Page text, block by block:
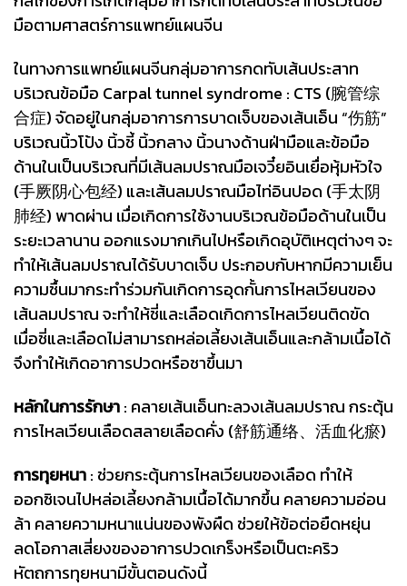
มือตามศาสตร์การแพทย์แผนจีน
ในทางการแพทย์แผนจีนกลุ่มอาการกดทับเส้นประสาท
บริเวณข้อมือ Carpal tunnel syndrome : CTS (腕管综
合症) จัดอยู่ในกลุ่มอาการการบาดเจ็บของเส้นเอ็น “伤筋”
บริเวณนิ้วโป้ง นิ้วชี้ นิ้วกลาง นิ้วนางด้านฝ่ามือและข้อมือ
ด้านในเป็นบริเวณที่มีเส้นลมปราณมือเจวี๋ยอินเยื่อหุ้มหัวใจ
(手厥阴心包经) และเส้นลมปราณมือไท่อินปอด (手太阴
肺经) พาดผ่าน เมื่อเกิดการใช้งานบริเวณข้อมือด้านในเป็น
ระยะเวลานาน ออกแรงมากเกินไปหรือเกิดอุบัติเหตุต่างๆ จะ
ทำให้เส้นลมปราณได้รับบาดเจ็บ ประกอบกับหากมีความเย็น
ความชื้นมากระทำร่วมกันเกิดการอุดกั้นการไหลเวียนของ
เส้นลมปราณ จะทำให้ชี่และเลือดเกิดการไหลเวียนติดขัด
เมื่อชี่และเลือดไม่สามารถหล่อเลี้ยงเส้นเอ็นและกล้ามเนื้อได้
จึงทำให้เกิดอาการปวดหรือชาขึ้นมา
หลักในการรักษา: คลายเส้นเอ็นทะลวงเส้นลมปราณ กระตุ้น
การไหลเวียนเลือดสลายเลือดคั่ง (舒筋通络、活血化瘀)
การทุยหนา: ช่วยกระตุ้นการไหลเวียนของเลือด ทำให้
ออกซิเจนไปหล่อเลี้ยงกล้ามเนื้อได้มากขึ้น คลายความอ่อน
ล้า คลายความหนาแน่นของพังผืด ช่วยให้ข้อต่อยืดหยุ่น
ลดโอกาสเสี่ยงของอาการปวดเกร็งหรือเป็นตะคริว
หัตถการทุยหนามีขั้นตอนดังนี้